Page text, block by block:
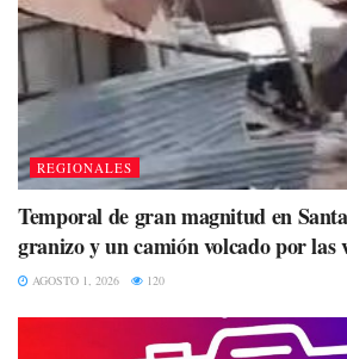
REGIONALES
Temporal de gran magnitud en
granizo y un camión volcado por las
AGOSTO 1, 2026 120